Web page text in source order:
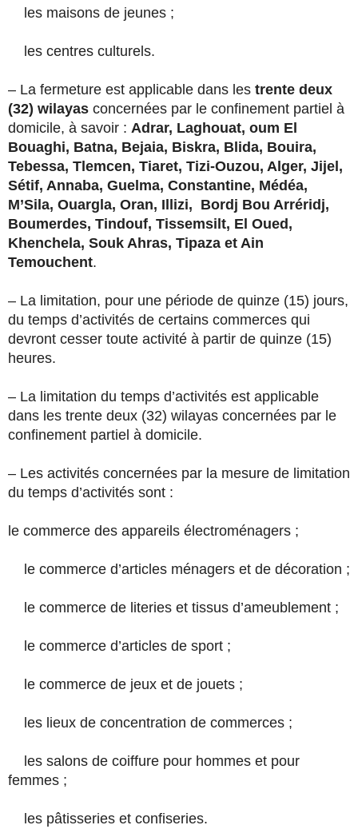
les maisons de jeunes ;
les centres culturels.
– La fermeture est applicable dans les trente deux
(32) wilayas concernées par le confinement partiel à
domicile, à savoir : Adrar, Laghouat, oum El
Bouaghi, Batna, Bejaia, Biskra, Blida, Bouira,
Tebessa, Tlemcen, Tiaret, Tizi-Ouzou, Alger, Jijel,
Sétif, Annaba, Guelma, Constantine, Médéa,
M’Sila, Ouargla, Oran, Illizi, Bordj Bou Arréridj,
Boumerdes, Tindouf, Tissemsilt, El Oued,
Khenchela, Souk Ahras, Tipaza et Ain
Temouchent.
– La limitation, pour une période de quinze (15) jours,
du temps d’activités de certains commerces qui
devront cesser toute activité à partir de quinze (15)
heures.
– La limitation du temps d’activités est applicable
dans les trente deux (32) wilayas concernées par le
confinement partiel à domicile.
– Les activités concernées par la mesure de limitation
du temps d’activités sont :
le commerce des appareils électroménagers ;
le commerce d’articles ménagers et de décoration ;
le commerce de literies et tissus d’ameublement ;
le commerce d’articles de sport ;
le commerce de jeux et de jouets ;
les lieux de concentration de commerces ;
les salons de coiffure pour hommes et pour
femmes ;
les pâtisseries et confiseries.